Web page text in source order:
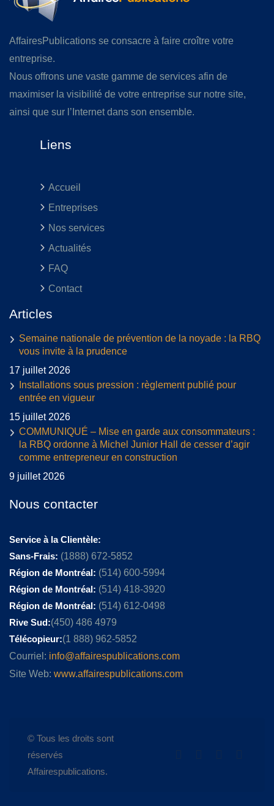
AffairesPublications se consacre à faire croître votre
entreprise.
Nous offrons une vaste gamme de services afin de
maximiser la visibilité de votre entreprise sur notre site,
ainsi que sur l’Internet dans son ensemble.
Liens
Accueil
Entreprises
Nos services
Actualités
FAQ
Contact
Articles
Semaine nationale de prévention de la noyade : la RBQ
vous invite à la prudence
17 juillet 2026
Installations sous pression : règlement publié pour
entrée en vigueur
15 juillet 2026
COMMUNIQUÉ – Mise en garde aux consommateurs :
la RBQ ordonne à Michel Junior Hall de cesser d’agir
comme entrepreneur en construction
9 juillet 2026
Nous contacter
Service à la Clientèle:
Sans-Frais: (1888) 672-5852
Région de Montréal: (514) 600-5994
Région de Montréal: (514) 418-3920
Région de Montréal: (514) 612-0498
Rive Sud:(450) 486 4979
Télécopieur:(1 888) 962-5852
Courriel: info@affairespublications.com
Site Web: www.affairespublications.com
© Tous les droits sont
réservés
Affairespublications.